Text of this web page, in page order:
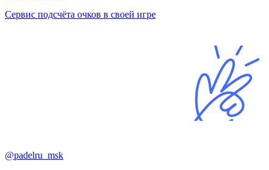
Сервис подсчёта очков в своей игре
@padelru_msk